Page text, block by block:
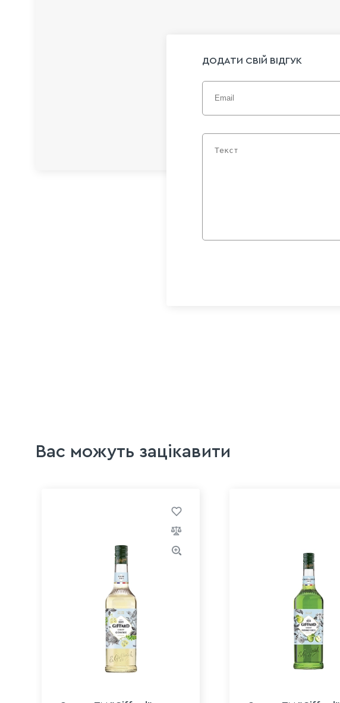
ДОДАТИ СВІЙ ВІДГУК
Вас можуть зацікавити